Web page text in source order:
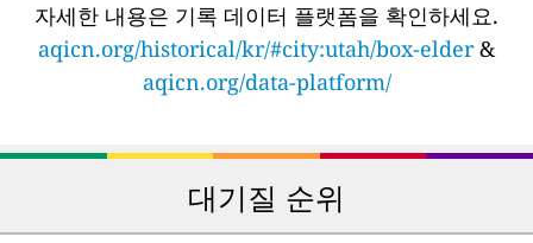
자세한 내용은 기록 데이터 플랫폼을 확인하세요.
aqicn.org/historical/kr/#city:utah/box-elder&
aqicn.org/data-platform/
대기질 순위